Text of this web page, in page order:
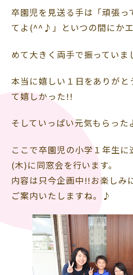
卒園児を見送る手は「頑張っ
てよ(^^♪」といつの間にか
めて大きく両手で振っていま
本当に嬉しい１日をありがと
て嬉しかった!!
そしていっぱい元気もらった
ここで卒園児の小学１年生に
(木)に同窓会を行います。
内容は只今企画中!!お楽しみ
ご案内いたしますね。♪